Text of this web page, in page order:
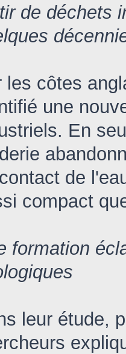
de déchets
les côtes
une
En
de
compact
formation
leur étude,